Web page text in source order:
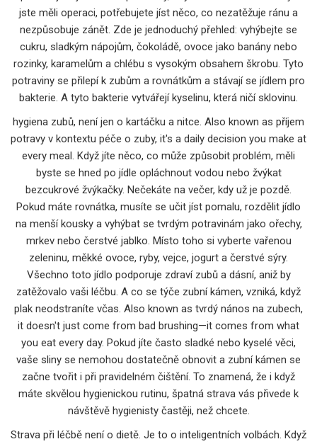
jste měli operaci, potřebujete jíst něco, co nezatěžuje ránu a
nezpůsobuje zánět. Zde je jednoduchý přehled: vyhýbejte se
cukru, sladkým nápojům, čokoládě, ovoce jako banány nebo
rozinky, karamelům a chlébu s vysokým obsahem škrobu. Tyto
potraviny se přilepí k zubům a rovnátkům a stávají se jídlem pro
bakterie. A tyto bakterie vytvářejí kyselinu, která ničí sklovinu.
hygiena zubů, není jen o kartáčku a nitce. Also known as příjem
potravy v kontextu péče o zuby, it's a daily decision you make at
every meal. Když jíte něco, co může způsobit problém, měli
byste se hned po jídle opláchnout vodou nebo žvýkat
bezcukrové žvýkačky. Nečekáte na večer, kdy už je pozdě.
Pokud máte rovnátka, musíte se učit jíst pomalu, rozdělit jídlo
na menší kousky a vyhýbat se tvrdým potravinám jako ořechy,
mrkev nebo čerstvé jablko. Místo toho si vyberte vařenou
zeleninu, měkké ovoce, ryby, vejce, jogurt a čerstvé sýry.
Všechno toto jídlo podporuje zdraví zubů a dásní, aniž by
zatěžovalo vaši léčbu. A co se týče zubní kámen, vzniká, když
plak neodstraníte včas. Also known as tvrdý nános na zubech,
it doesn't just come from bad brushing—it comes from what
you eat every day. Pokud jíte často sladké nebo kyselé věci,
vaše sliny se nemohou dostatečně obnovit a zubní kámen se
začne tvořit i při pravidelném čištění. To znamená, že i když
máte skvělou hygienickou rutinu, špatná strava vás přivede k
návštěvě hygienisty častěji, než chcete.
Strava při léčbě není o dietě. Je to o inteligentních volbách. Když